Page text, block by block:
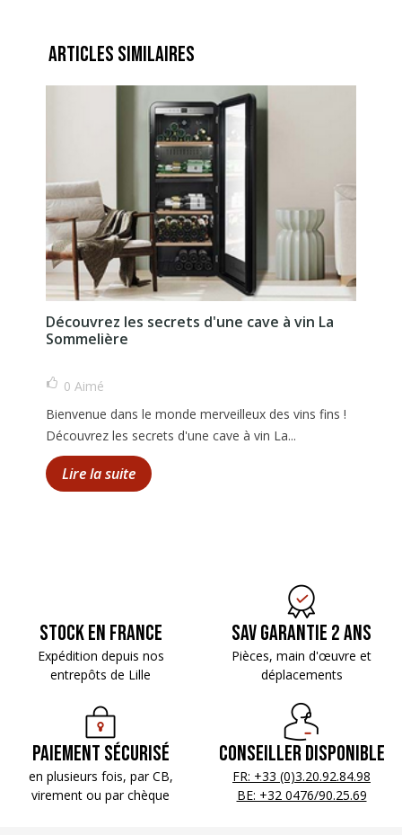
Articles Similaires
Découvrez les secrets d'une cave à vin La
Sommelière
0 Aimé
Bienvenue dans le monde merveilleux des vins fins !
Découvrez les secrets d'une cave à vin La...
Lire la suite
Stock en France
Expédition depuis nos
entrepôts de Lille
SAV Garantie 2 ans
Pièces, main d'œuvre et
déplacements
Paiement sécurisé
en plusieurs fois, par CB,
virement ou par chèque
Conseiller disponible
FR: +33 (0)3.20.92.84.98
BE: +32 0476/90.25.69